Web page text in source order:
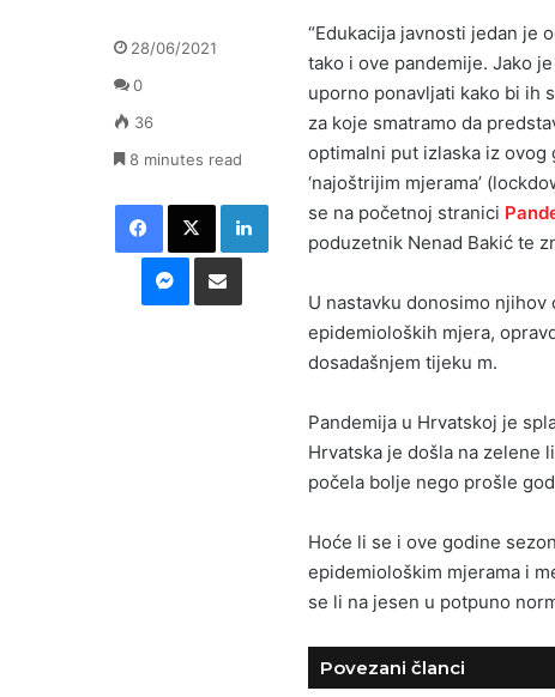
“Edukacija javnosti jedan je
tako i ove pandemije. Jako
uporno ponavljati kako bi ih
za koje smatramo da
optimalni put izlaska iz
‘najoštrijim mjerama’
se na početnoj stranici
poduzetnik Nenad Bakić te
U nastavku donosimo
epidemioloških mjera,
dosadašnjem tijeku m.
Pandemija u Hrvatskoj je
Hrvatska je došla na zelene
počela bolje nego prošle
Hoće li se i ove godine
epidemiološkim mjerama i
se li na jesen u potpuno
Povezani članci
28/06/2021
0
36
8 minutes read
Facebook
X LinkedIn
Messenger
Podijeli putem E-maila